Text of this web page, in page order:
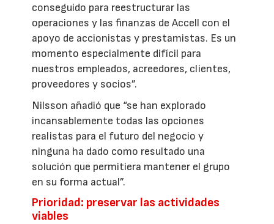
conseguido para reestructurar las
operaciones y las finanzas de Accell con el
apoyo de accionistas y prestamistas. Es un
momento especialmente difícil para
nuestros empleados, acreedores, clientes,
proveedores y socios”.
Nilsson añadió que “se han explorado
incansablemente todas las opciones
realistas para el futuro del negocio y
ninguna ha dado como resultado una
solución que permitiera mantener el grupo
en su forma actual”.
Prioridad: preservar las actividades
viables